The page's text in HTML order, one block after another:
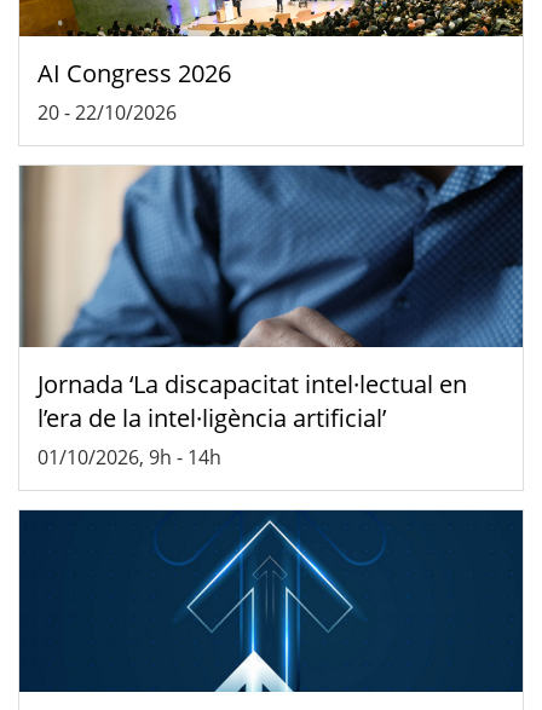
AI Congress 2026
20-22/10/2026
Jornada ‘La discapacitat intel·lectual en
l’era de la intel·ligència artificial’
01/10/2026, 9h - 14h